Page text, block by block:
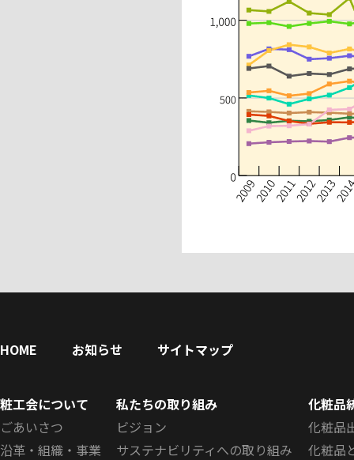
HOME お知らせ サイトマップ
粧工会について
ごあいさつ
沿革・組織・事業
私たちの取り組み
ビジョン
サステナビリティへの取り組み
化粧品
化粧品
化粧品